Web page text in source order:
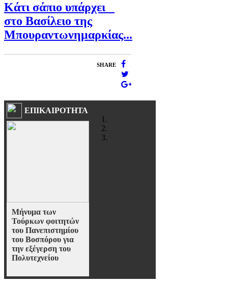
Κάτι σάπιο υπάρχει
στο Βασίλειο της
Μπουραντωνημαρκίας...
SHARE
ΕΠΙΚΑΙΡΟΤΗΤΑ
Μήνυμα των
Τούρκων φοιτητών
του Πανεπιστημίου
του Βοσπόρου για
την εξέγερση του
Πολυτεχνείου